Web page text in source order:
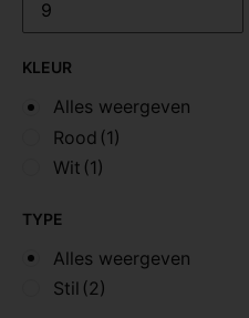
KLEUR
Alles weergeven
Rood (1)
Wit (1)
TYPE
Alles weergeven
Stil (2)